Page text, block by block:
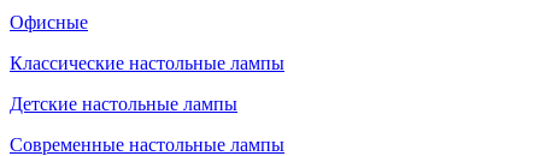
Офисные
Классические настольные лампы
Детские настольные лампы
Современные настольные лампы